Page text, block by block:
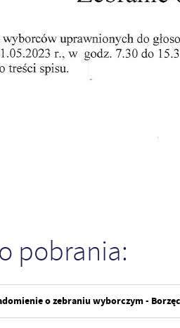
pobrania:
o zebraniu wyborczym -